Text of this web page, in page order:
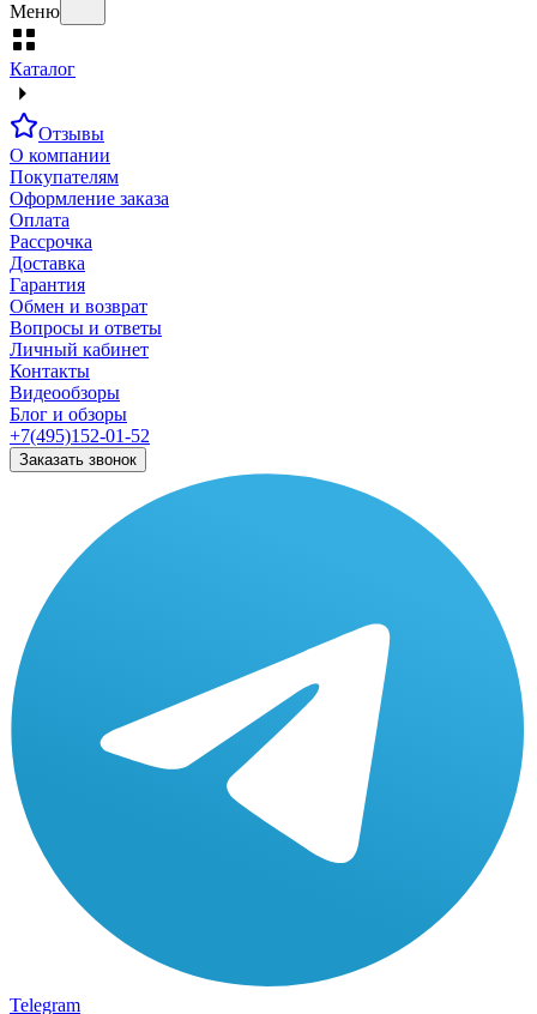
Меню
Каталог
Отзывы
О компании
Покупателям
Оформление заказа
Оплата
Рассрочка
Доставка
Гарантия
Обмен и возврат
Вопросы и ответы
Личный кабинет
Контакты
Видеообзоры
Блог и обзоры
+7(495)152-01-52
Заказать звонок
Telegram